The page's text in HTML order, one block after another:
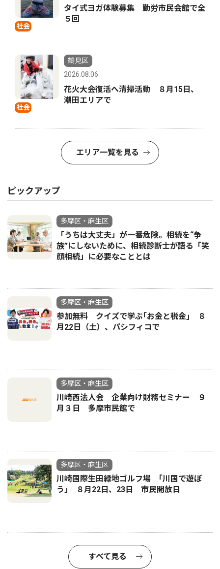
社会
タイ式ヨガ体験募集 勤労市民会館で全
５回
社会
鶴見区
2026.08.06
花火大会復活へ清掃活動 ８月15日、
潮田エリアで
エリア一覧を見る
ピックアップ
多摩区・麻生区
「うちは大丈夫」が一番危険。相続を“争
族”にしないために、相続診断士が語る「笑
顔相続」に必要なこととは
多摩区・麻生区
参加無料 クイズで学ぶ｢お金と税金｣ ８
月22日（土）、パシフィコで
多摩区・麻生区
川崎西法人会 企業向け財務セミナー ９
月３日 多摩市民館で
多摩区・麻生区
川崎国際生田緑地ゴルフ場 ｢川国で遊ぼ
う｣ ８月22日、23日 市民開放日
すべて見る